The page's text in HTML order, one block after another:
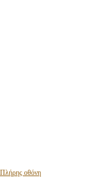
Πλήρης οθόνη